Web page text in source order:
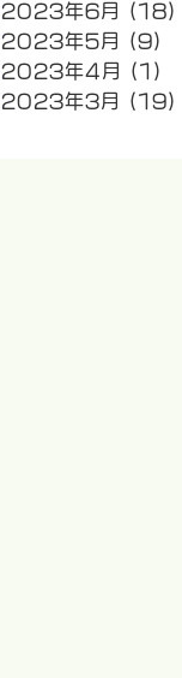
2023年6月
(18)
2023年5月
(9)
2023年4月
(1)
2023年3月
(19)